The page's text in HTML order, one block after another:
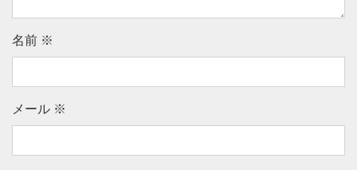
名前 ※
メール ※